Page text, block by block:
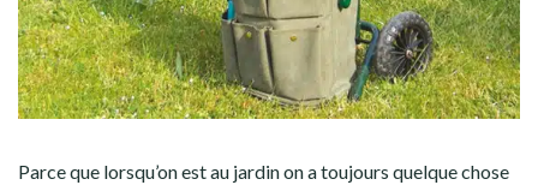
Parce que lorsqu’on est au jardin on a toujours quelque chose